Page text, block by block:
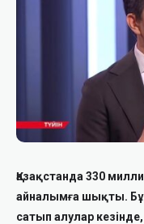
Қазақстанда 330
айналымға шықты.
сатып алулар